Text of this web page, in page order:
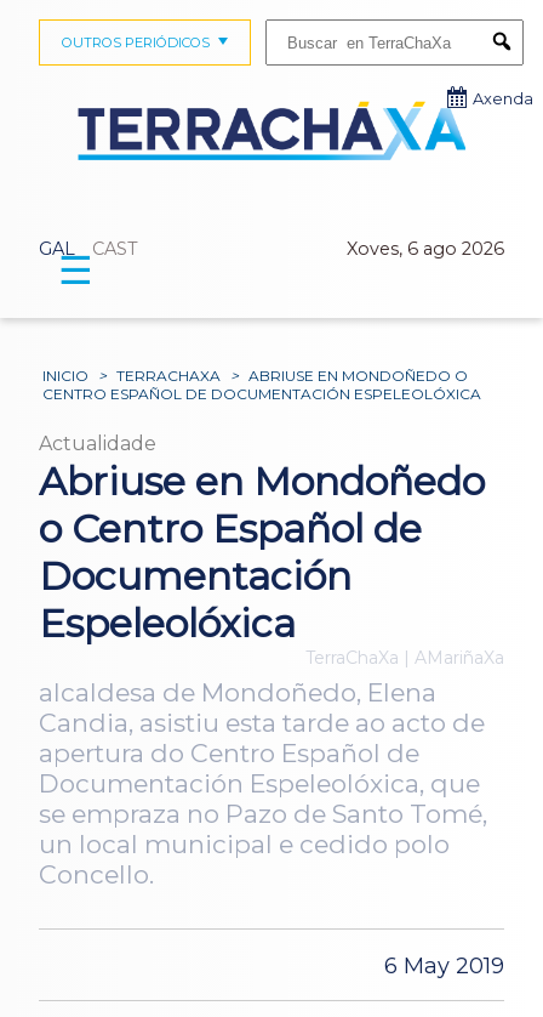
GAL CAST Xoves, 6 ago 2026
OUTROS PERIÓDICOS
Axenda
☰
INICIO > TERRACHAXA > ABRIUSE EN MONDOÑEDO O
CENTRO ESPAÑOL DE DOCUMENTACIÓN ESPELEOLÓXICA
Actualidade
Abriuse en Mondoñedo
o Centro Español de
Documentación
Espeleolóxica
TerraChaXa | AMariñaXa
alcaldesa de Mondoñedo, Elena
Candia, asistiu esta tarde ao acto de
apertura do Centro Español de
Documentación Espeleolóxica, que
se empraza no Pazo de Santo Tomé,
un local municipal e cedido polo
Concello.
6 May 2019